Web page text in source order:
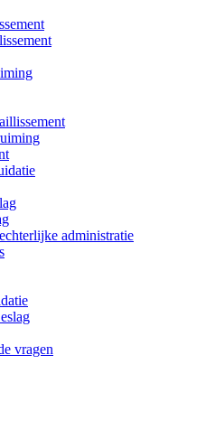
administratie
vragen